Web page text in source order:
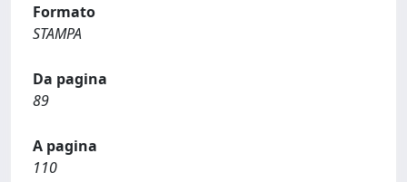
Formato
STAMPA
Da pagina
89
A pagina
110